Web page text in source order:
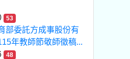
53
部委託方成事股份有
年教師節敬師徵稿...
48